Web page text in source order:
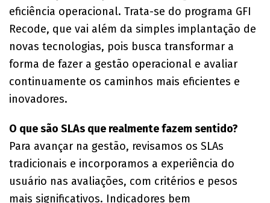
eficiência operacional. Trata-se do programa GFI
Recode, que vai além da simples implantação de
novas tecnologias, pois busca transformar a
forma de fazer a gestão operacional e avaliar
continuamente os caminhos mais eficientes e
inovadores.
O que são SLAs que realmente fazem sentido?
Para avançar na gestão, revisamos os SLAs
tradicionais e incorporamos a experiência do
usuário nas avaliações, com critérios e pesos
mais significativos. Indicadores bem